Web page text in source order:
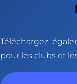
Téléchargez
pour les clubs et